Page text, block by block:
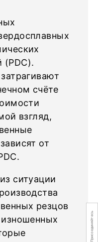
(PDC).
счёте
взгляд,
от
ситуации
резцов
Присоединяйтесь